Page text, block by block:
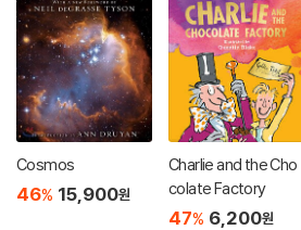
Cosmos
46% 15,900원
Charlie and the Cho
colate Factory
47% 6,200원